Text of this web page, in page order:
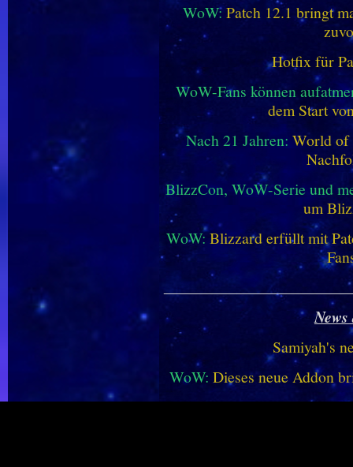
WoW:Patch 12.1 bringt
Hotfix für
WoW-Fans können
dem Start
Nach 21 Jahren: World of
BlizzCon, WoW-Serie und
um
WoW:Blizzard erfüllt mit
Samiyah's
WoW: Dieses neue Addon